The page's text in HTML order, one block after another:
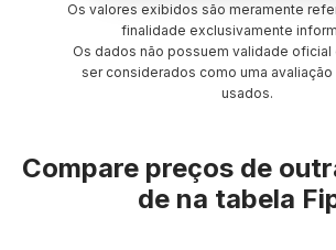
Os valores exibidos são meramente
finalidade exclusivamente
Os dados não possuem validade oficial
ser considerados como uma
usados.
Compare preços de
de na tabela